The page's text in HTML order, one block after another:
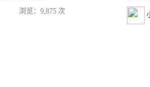
浏览：9,875 次